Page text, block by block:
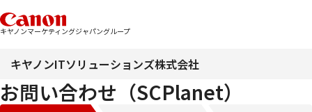
キヤノンマーケティングジャパングループ
キヤノンITソリューションズ株式会社
お問い合わせ（SCPlanet）